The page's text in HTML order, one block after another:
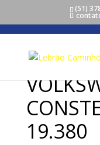
(51)
19.380